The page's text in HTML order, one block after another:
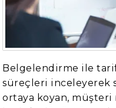
Belgelendirme ile
süreçleri inceleyerek
ortaya koyan,